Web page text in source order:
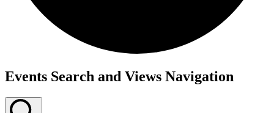
Events Search and Views Navigation